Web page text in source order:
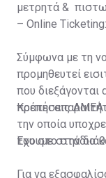
μετρητά &
– Online
Σύμφωνα με τη
προμηθευτεί
που
πρέπει
την οποία
του στο στάδιο
Κρατήσεις ΑΜΕΑ
Έχουμε στην
Για να